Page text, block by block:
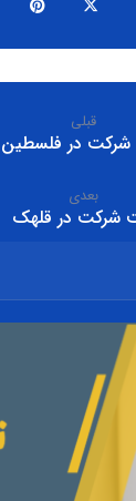
قبلی
شرکت در فلسطین
بعدی
شرکت در قلهک